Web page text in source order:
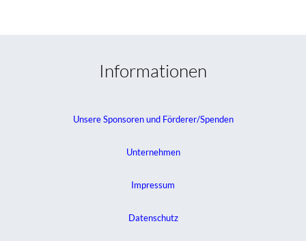
Informationen
Unsere Sponsoren und Förderer/Spenden
Unternehmen
Impressum
Datenschutz